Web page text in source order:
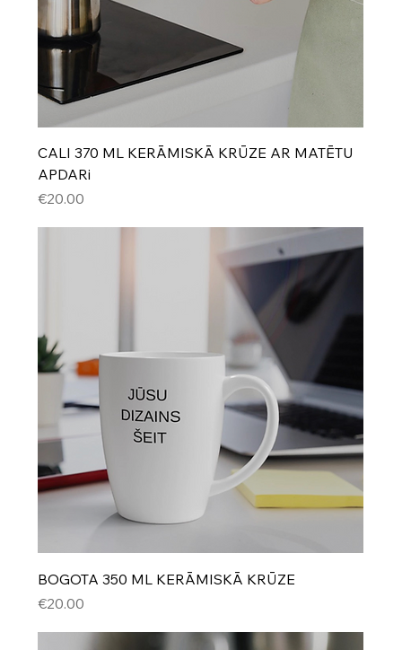
CALI 370 ML KERĀMISKĀ KRŪZE AR MATĒTU
APDARi
Cena
€20.00
BOGOTA 350 ML KERĀMISKĀ KRŪZE
Cena
€20.00